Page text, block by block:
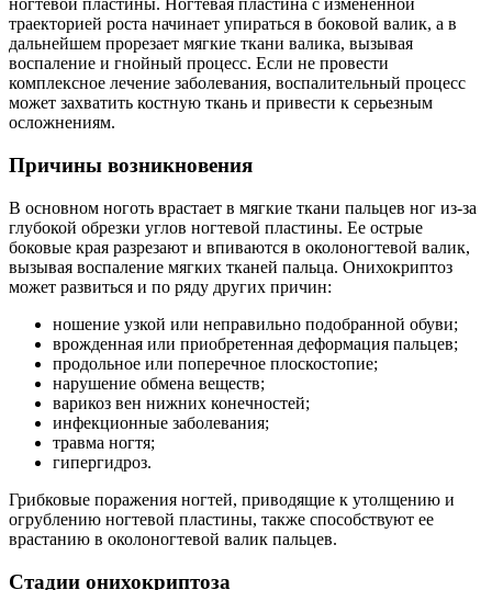
ногтевой пластины. Ногтевая пластина с изменённой
траекторией роста начинает упираться в боковой валик, а в
дальнейшем прорезает мягкие ткани валика, вызывая
воспаление и гнойный процесс. Если не провести
комплексное лечение заболевания, воспалительный процесс
может захватить костную ткань и привести к серьезным
осложнениям.
Причины возникновения
В основном ноготь врастает в мягкие ткани пальцев ног из-за
глубокой обрезки углов ногтевой пластины. Ее острые
боковые края разрезают и впиваются в околоногтевой валик,
вызывая воспаление мягких тканей пальца. Онихокриптоз
может развиться и по ряду других причин:
ношение узкой или неправильно подобранной обуви;
врожденная или приобретенная деформация пальцев;
продольное или поперечное плоскостопие;
нарушение обмена веществ;
варикоз вен нижних конечностей;
инфекционные заболевания;
травма ногтя;
гипергидроз.
Грибковые поражения ногтей, приводящие к утолщению и
огрублению ногтевой пластины, также способствуют ее
врастанию в околоногтевой валик пальцев.
Стадии онихокриптоза